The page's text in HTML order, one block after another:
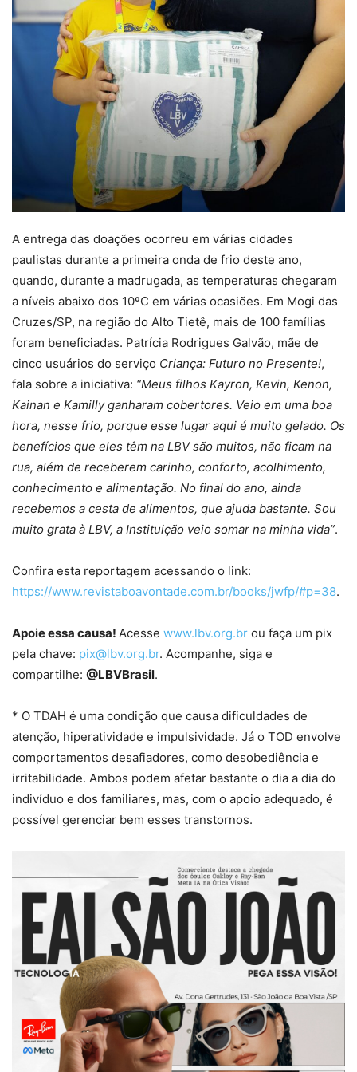
A entrega das doações ocorreu em várias cidades
paulistas durante a primeira onda de frio deste ano,
quando, durante a madrugada, as temperaturas chegaram
a níveis abaixo dos 10ºC em várias ocasiões. Em Mogi das
Cruzes/SP, na região do Alto Tietê, mais de 100 famílias
foram beneficiadas. Patrícia Rodrigues Galvão, mãe de
cinco usuários do serviço Criança: Futuro no Presente!,
fala sobre a iniciativa: “Meus filhos Kayron, Kevin, Kenon,
Kainan e Kamilly ganharam cobertores. Veio em uma boa
hora, nesse frio, porque esse lugar aqui é muito gelado. Os
benefícios que eles têm na LBV são muitos, não ficam na
rua, além de receberem carinho, conforto, acolhimento,
conhecimento e alimentação. No final do ano, ainda
recebemos a cesta de alimentos, que ajuda bastante. Sou
muito grata à LBV, a Instituição veio somar na minha vida”.
Confira esta reportagem acessando o link:
https://www.revistaboavontade.com.br/books/jwfp/#p=38.
Apoie essa causa! Acesse www.lbv.org.br ou faça um pix
pela chave: pix@lbv.org.br. Acompanhe, siga e
compartilhe: @LBVBrasil.
* O TDAH é uma condição que causa dificuldades de
atenção, hiperatividade e impulsividade. Já o TOD envolve
comportamentos desafiadores, como desobediência e
irritabilidade. Ambos podem afetar bastante o dia a dia do
indivíduo e dos familiares, mas, com o apoio adequado, é
possível gerenciar bem esses transtornos.